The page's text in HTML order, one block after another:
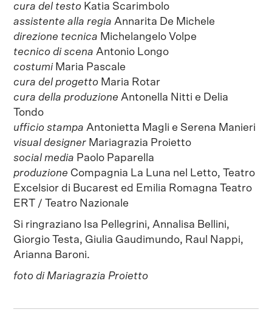
cura del testo Katia Scarimbolo
assistente alla regia Annarita De Michele
direzione tecnica Michelangelo Volpe
tecnico di scena Antonio Longo
costumiMaria Pascale
cura del progetto Maria Rotar
cura della produzione Antonella Nitti e Delia
Tondo
ufficio stampa Antonietta Magli e Serena Manieri
visual designer Mariagrazia Proietto
social media Paolo Paparella
produzione Compagnia La Luna nel Letto, Teatro
Excelsior di Bucarest ed Emilia Romagna Teatro
ERT / Teatro Nazionale
Si ringraziano Isa Pellegrini, Annalisa Bellini,
Giorgio Testa, Giulia Gaudimundo, Raul Nappi,
Arianna Baroni.
foto di Mariagrazia Proietto